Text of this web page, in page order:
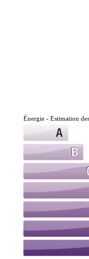
Énergie - Estimation